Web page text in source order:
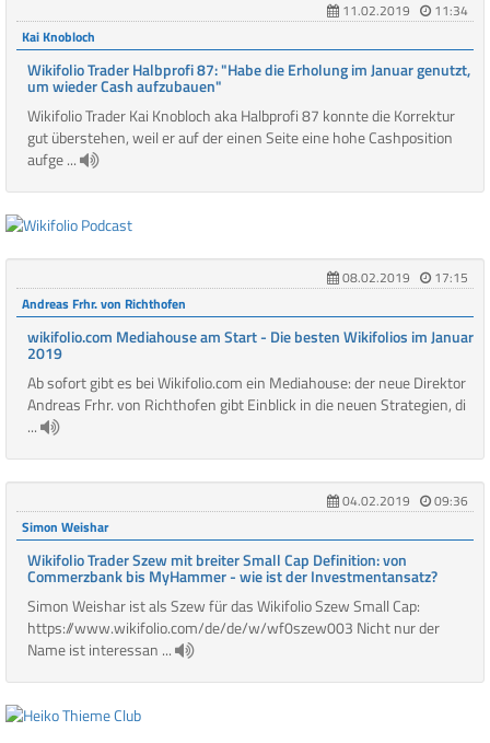
11.02.2019
11:34
Kai Knobloch
Wikifolio Trader Halbprofi 87: "Habe die Erholung im Januar genutzt,
um wieder Cash aufzubauen"
Wikifolio Trader Kai Knobloch aka Halbprofi 87 konnte die Korrektur
gut überstehen, weil er auf der einen Seite eine hohe Cashposition
aufge ...
08.02.2019
17:15
Andreas Frhr. von Richthofen
wikifolio.com Mediahouse am Start - Die besten Wikifolios im Januar
2019
Ab sofort gibt es bei Wikifolio.com ein Mediahouse: der neue Direktor
Andreas Frhr. von Richthofen gibt Einblick in die neuen Strategien, di
...
04.02.2019
09:36
Simon Weishar
Wikifolio Trader Szew mit breiter Small Cap Definition: von
Commerzbank bis MyHammer - wie ist der Investmentansatz?
Simon Weishar ist als Szew für das Wikifolio Szew Small Cap:
https://www.wikifolio.com/de/de/w/wf0szew003 Nicht nur der
Name ist interessan ...